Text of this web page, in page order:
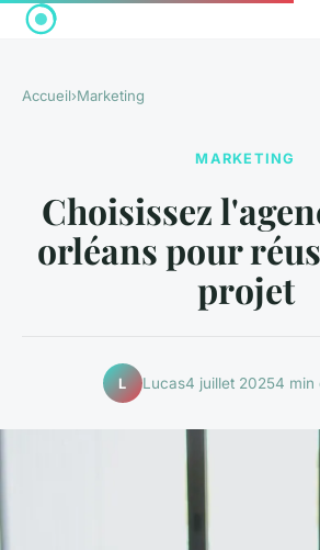
Accueil›Marketing
MARKETING
Choisissez
orléans pour
projet
L Lucas4 juillet 20254 min